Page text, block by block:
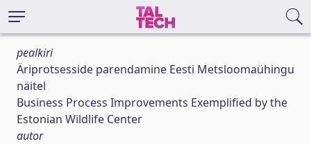
pealkiri
Äriprotsesside parendamine Eesti Metsloomaühingu
näitel
Business Process Improvements Exemplified by the
Estonian Wildlife Center
autor